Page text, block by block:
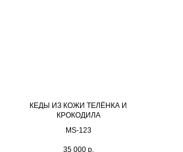
КЕДЫ ИЗ КОЖИ ТЕЛЁНКА И
КРОКОДИЛА
МS-123
35 000 р.